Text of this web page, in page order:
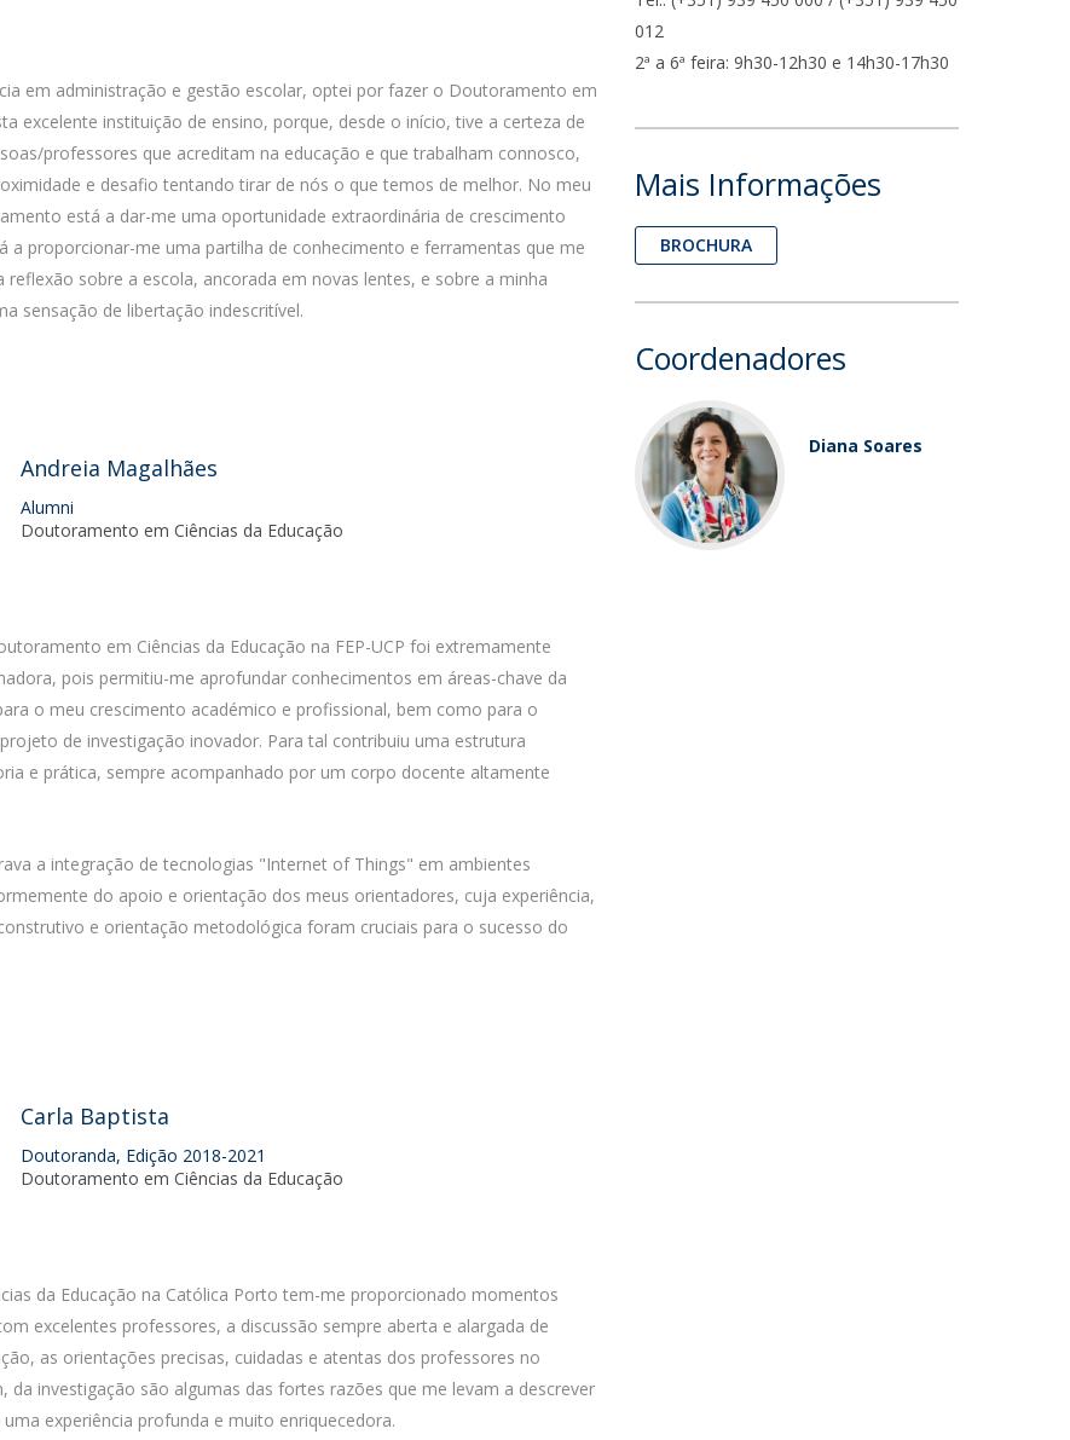
Contactos
em administração e gestão escolar, optei por fazer o Doutoramento em
excelente instituição de ensino, porque, desde o início, tive a certeza de
professores que acreditam na educação e que trabalham connosco,
e desafio tentando tirar de nós o que temos de melhor. No meu
está a dar-me uma oportunidade extraordinária de crescimento
a proporcionar-me uma partilha de conhecimento e ferramentas que me
sobre a escola, ancorada em novas lentes, e sobre a minha
sensação de libertação indescritível.
Andreia Magalhães
Alumni
Doutoramento em Ciências da Educação
em Ciências da Educação na FEP-UCP foi extremamente
pois permitiu-me aprofundar conhecimentos em áreas-chave da
o meu crescimento académico e profissional, bem como para o
de investigação inovador. Para tal contribuiu uma estrutura
e prática, sempre acompanhado por um corpo docente altamente
a integração de tecnologias "Internet of Things" em ambientes
do apoio e orientação dos meus orientadores, cuja experiência,
e orientação metodológica foram cruciais para o sucesso do
Carla Baptista
Doutoranda, Edição 2018-2021
Doutoramento em Ciências da Educação
da Educação na Católica Porto tem-me proporcionado momentos
excelentes professores, a discussão sempre aberta e alargada de
as orientações precisas, cuidadas e atentas dos professores no
da investigação são algumas das fortes razões que me levam a descrever
experiência profunda e muito enriquecedora.
012
2ª a 6ª feira: 9h30-12h30 e 14h30-17h30
Mais Informações
BROCHURA
Coordenadores
Diana Soares